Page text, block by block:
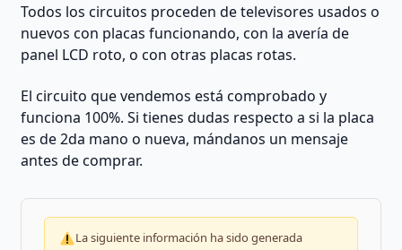
Todos los circuitos proceden de televisores usados o
nuevos con placas funcionando, con la avería de
panel LCD roto, o con otras placas rotas.
El circuito que vendemos está comprobado y
funciona 100%. Si tienes dudas respecto a si la placa
es de 2da mano o nueva, mándanos un mensaje
antes de comprar.
La siguiente información ha sido generada